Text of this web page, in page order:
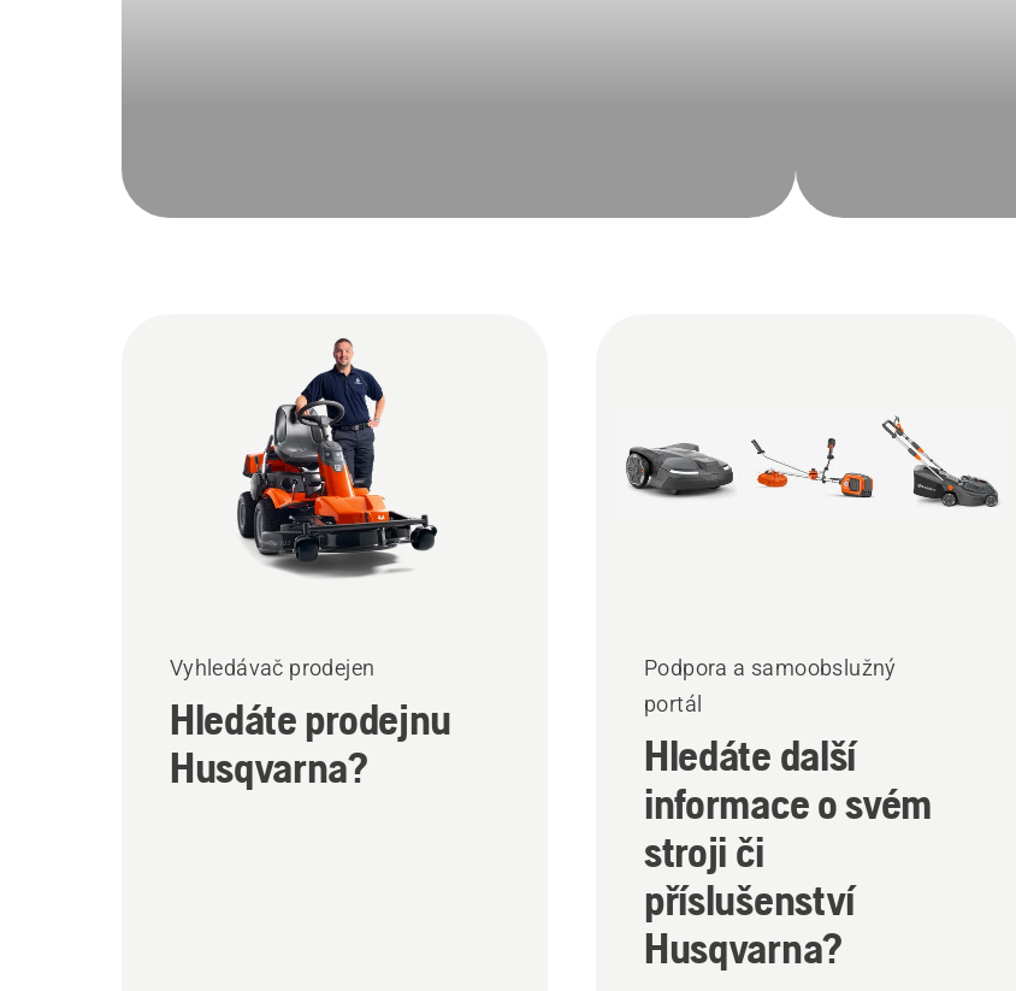
Vyhledávač prodejen
Hledáte prodejnu
Husqvarna?
Podpora a samoobslužný
portál
Hledáte další
informace o svém
stroji či
příslušenství
Husqvarna?